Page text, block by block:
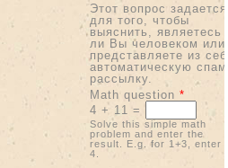
Этот вопрос задается
для того, чтобы
выяснить, являетесь
ли Вы человеком или
представляете из себя
автоматическую спам-
рассылку.
Math question *
4 + 11 =
Solve this simple math
problem and enter the
result. E.g. for 1+3, enter
4.